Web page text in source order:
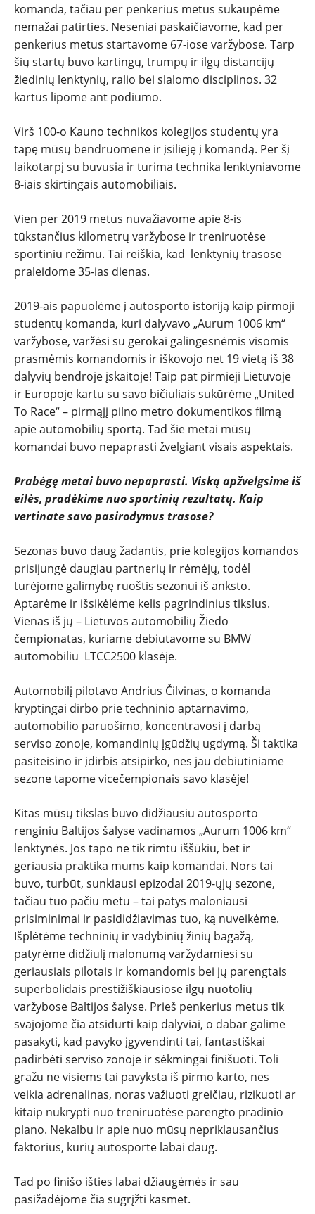
NAUJI
NAUDOTI
REPORTAŽAI
SPORTAS
PATARIMAI
ĮVAIRENYBĖS
komanda, tačiau per penkerius metus sukaupėme
nemažai patirties. Neseniai paskaičiavome, kad per
penkerius metus startavome 67-iose varžybose. Tarp
šių startų buvo kartingų, trumpų ir ilgų distancijų
žiedinių lenktynių, ralio bei slalomo disciplinos. 32
kartus lipome ant podiumo.
Virš 100-o Kauno technikos kolegijos studentų yra
tapę mūsų bendruomene ir įsilieję į komandą. Per šį
laikotarpį su buvusia ir turima technika lenktyniavome
8-iais skirtingais automobiliais.
Vien per 2019 metus nuvažiavome apie 8-is
tūkstančius kilometrų varžybose ir treniruotėse
sportiniu režimu. Tai reiškia, kad lenktynių trasose
praleidome 35-ias dienas.
2019-ais papuolėme į autosporto istoriją kaip pirmoji
studentų komanda, kuri dalyvavo „Aurum 1006 km“
varžybose, varžėsi su gerokai galingesnėmis visomis
prasmėmis komandomis ir iškovojo net 19 vietą iš 38
dalyvių bendroje įskaitoje! Taip pat pirmieji Lietuvoje
ir Europoje kartu su savo bičiuliais sukūrėme „United
To Race“ – pirmąjį pilno metro dokumentikos filmą
apie automobilių sportą. Tad šie metai mūsų
komandai buvo nepaprasti žvelgiant visais aspektais.
Prabėgę metai buvo nepaprasti. Viską apžvelgsime iš
eilės, pradėkime nuo sportinių rezultatų. Kaip
vertinate savo pasirodymus trasose?
Sezonas buvo daug žadantis, prie kolegijos komandos
prisijungė daugiau partnerių ir rėmėjų, todėl
turėjome galimybę ruoštis sezonui iš anksto.
Aptarėme ir išsikėlėme kelis pagrindinius tikslus.
Vienas iš jų – Lietuvos automobilių Žiedo
čempionatas, kuriame debiutavome su BMW
automobiliu LTCC2500 klasėje.
Automobilį pilotavo Andrius Čilvinas, o komanda
kryptingai dirbo prie techninio aptarnavimo,
automobilio paruošimo, koncentravosi į darbą
serviso zonoje, komandinių įgūdžių ugdymą. Ši taktika
pasiteisino ir įdirbis atsipirko, nes jau debiutiniame
sezone tapome vicečempionais savo klasėje!
Kitas mūsų tikslas buvo didžiausiu autosporto
renginiu Baltijos šalyse vadinamos „Aurum 1006 km“
lenktynės. Jos tapo ne tik rimtu iššūkiu, bet ir
geriausia praktika mums kaip komandai. Nors tai
buvo, turbūt, sunkiausi epizodai 2019-ųjų sezone,
tačiau tuo pačiu metu – tai patys maloniausi
prisiminimai ir pasididžiavimas tuo, ką nuveikėme.
Išplėtėme techninių ir vadybinių žinių bagažą,
patyrėme didžiulį malonumą varžydamiesi su
geriausiais pilotais ir komandomis bei jų parengtais
superbolidais prestižiškiausiose ilgų nuotolių
varžybose Baltijos šalyse. Prieš penkerius metus tik
svajojome čia atsidurti kaip dalyviai, o dabar galime
pasakyti, kad pavyko įgyvendinti tai, fantastiškai
padirbėti serviso zonoje ir sėkmingai finišuoti. Toli
gražu ne visiems tai pavyksta iš pirmo karto, nes
veikia adrenalinas, noras važiuoti greičiau, rizikuoti ar
kitaip nukrypti nuo treniruotėse parengto pradinio
plano. Nekalbu ir apie nuo mūsų nepriklausančius
faktorius, kurių autosporte labai daug.
Tad po finišo išties labai džiaugėmės ir sau
pasižadėjome čia sugrįžti kasmet.